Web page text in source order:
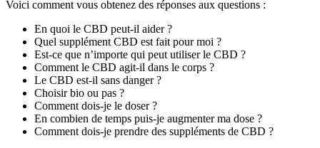
Voici comment vous obtenez des réponses aux questions :
En quoi le CBD peut-il aider ?
Quel supplément CBD est fait pour moi ?
Est-ce que n’importe qui peut utiliser le CBD ?
Comment le CBD agit-il dans le corps ?
Le CBD est-il sans danger ?
Choisir bio ou pas ?
Comment dois-je le doser ?
En combien de temps puis-je augmenter ma dose ?
Comment dois-je prendre des suppléments de CBD ?